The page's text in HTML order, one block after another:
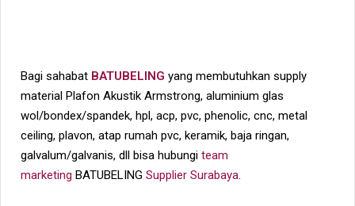
Bagi sahabat BATUBELING yang membutuhkan supply
material Plafon Akustik Armstrong, aluminium glas
wol/bondex/spandek, hpl, acp, pvc, phenolic, cnc, metal
ceiling, plavon, atap rumah pvc, keramik, baja ringan,
galvalum/galvanis, dll bisa hubungi team
marketing BATUBELING Supplier Surabaya.